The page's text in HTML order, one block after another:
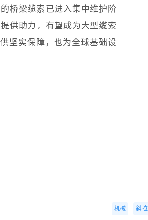
桥梁缆索已进入集中维护阶
供助力，有望成为大型缆索
坚实保障，也为全球基础设
斜
机械